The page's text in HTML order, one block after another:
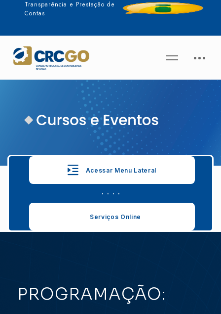
Transparência e Prestação de
Contas
Acessar Menu Lateral
. . . .
Serviços Online
PROGRAMAÇÃO: